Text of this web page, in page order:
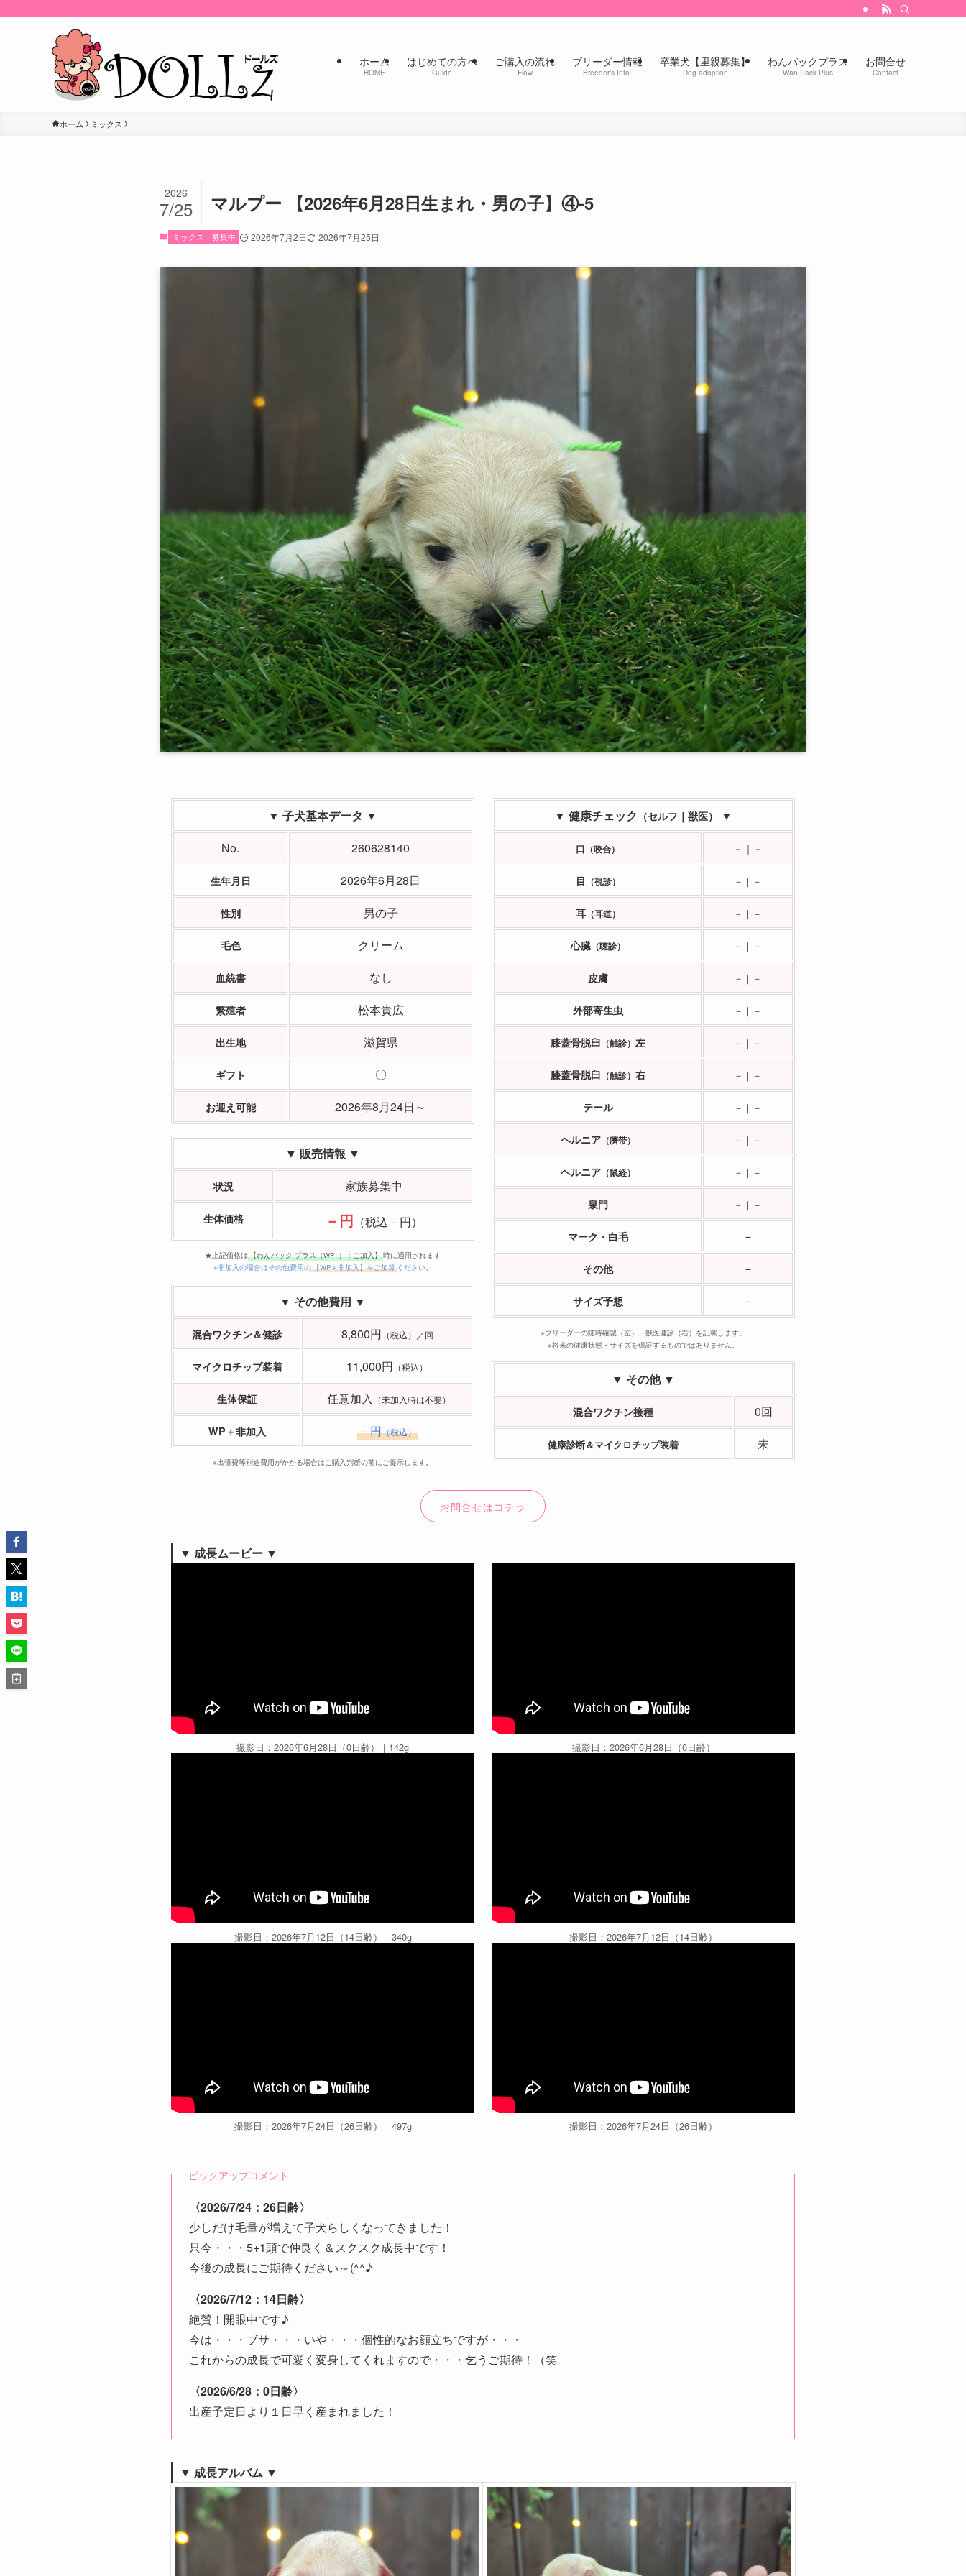
ホーム
HOME
はじめての方へ
Guide
ご購入の流れ
Flow
ブリーダー情報
Breeder’s Info.
卒業犬【里親募集】
Dog adoption
わんパックプラス
Wan Pack Plus
お問合せ
Contact
ホーム ミックス
マルプー 【2026年6月28日生まれ・男の子】④-5
2026
7/25
ミックス 募集中 2026年7月2日 2026年7月25日
▼ 子犬基本データ ▼
No.
260628140
生年月日 2026年6月28日
性別 男の子
毛色 クリーム
血統書 なし
繁殖者 松本貴広
出生地 滋賀県
ギフト 〇
お迎え可能 2026年8月24日～
▼ 販売情報 ▼
状況 家族募集中
生体価格 －円 （税込－円）
★上記価格は 【わんパック プラス（WP+）：ご加入】 時に適用されます
※非加入の場合はその他費用の
【WP＋非加入】をご加算 ください。
▼ その他費用 ▼
混合ワクチン＆健診 8,800円 （税込）／回
マイクロチップ装着 11,000円 （税込）
生体保証 任意加入 （未加入時は不要）
WP＋非加入 －円（税込）
※出張費等別途費用がかかる場合はご購入判断の前にご提示します。
▼ 健康チェック （セルフ｜獣医） ▼
口 （咬合） －｜－
目 （視診） －｜－
耳（耳道） －｜－
心臓（聴診） －｜－
皮膚 －｜－
外部寄生虫 －｜－
膝蓋骨脱臼 （触診） 左 －｜－
膝蓋骨脱臼 （触診） 右 －｜－
テール －｜－
ヘルニア（臍帯） －｜－
ヘルニア（鼠経） －｜－
泉門 －｜－
マーク・白毛 －
その他 －
サイズ予想 －
※ブリーダーの随時確認（左）、獣医健診（右）を記載します。
※将来の健康状態・サイズを保証するものではありません。
▼ その他 ▼
混合ワクチン接種 0回
健康診断＆マイクロチップ装着 未
お問合せはコチラ
▼ 成長ムービー ▼
撮影日：2026年6月28日（0日齢）｜142g 撮影日：2026年6月28日（0日齢）
撮影日：2026年7月12日（14日齢）｜340g 撮影日：2026年7月12日（14日齢）
撮影日：2026年7月24日（26日齢）｜497g 撮影日：2026年7月24日（26日齢）
ピックアップコメント
〈2026/7/24：26日齢〉
少しだけ毛量が増えて子犬らしくなってきました！
只今・・・5+1頭で仲良く＆スクスク成長中です！
今後の成長にご期待ください～(^^♪
〈2026/7/12：14日齢〉
絶賛！開眼中です♪
今は・・・ブサ・・・いや・・・個性的なお顔立ちですが・・・
これからの成長で可愛く変身してくれますので・・・乞うご期待！（笑
〈2026/6/28：0日齢〉
出産予定日より１日早く産まれました！
▼ 成長アルバム ▼